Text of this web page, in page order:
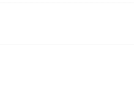
文、综述、评述，基金号、发表